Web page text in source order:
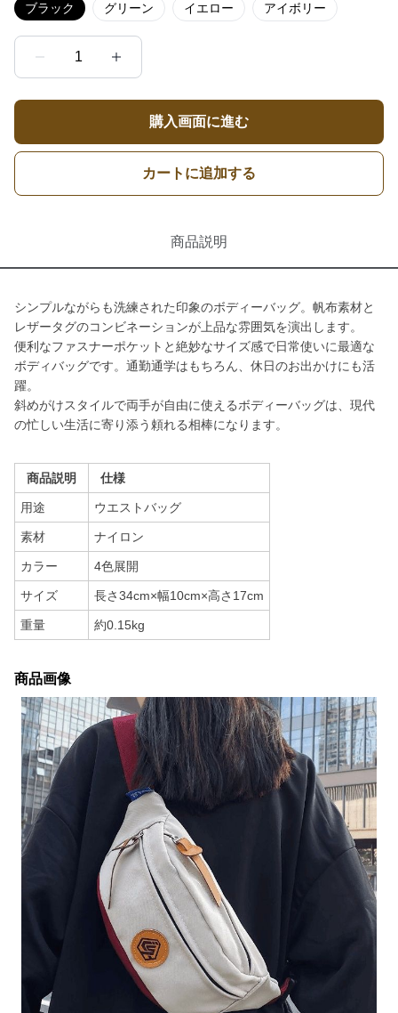
ブラック グリーン イエロー アイボリー
1
購入画面に進む
カートに追加する
商品説明
シンプルながらも洗練された印象のボディーバッグ。帆布素材と
レザータグのコンビネーションが上品な雰囲気を演出します。
便利なファスナーポケットと絶妙なサイズ感で日常使いに最適な
ボディバッグです。通勤通学はもちろん、休日のお出かけにも活
躍。
斜めがけスタイルで両手が自由に使えるボディーバッグは、現代
の忙しい生活に寄り添う頼れる相棒になります。
商品説明 仕様
用途 ウエストバッグ
素材 ナイロン
カラー 4色展開
サイズ 長さ34cm×幅10cm×高さ17cm
重量 約0.15kg
商品画像